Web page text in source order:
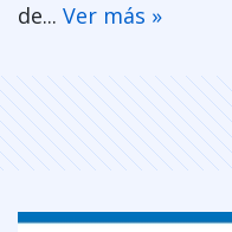
de... Ver más »